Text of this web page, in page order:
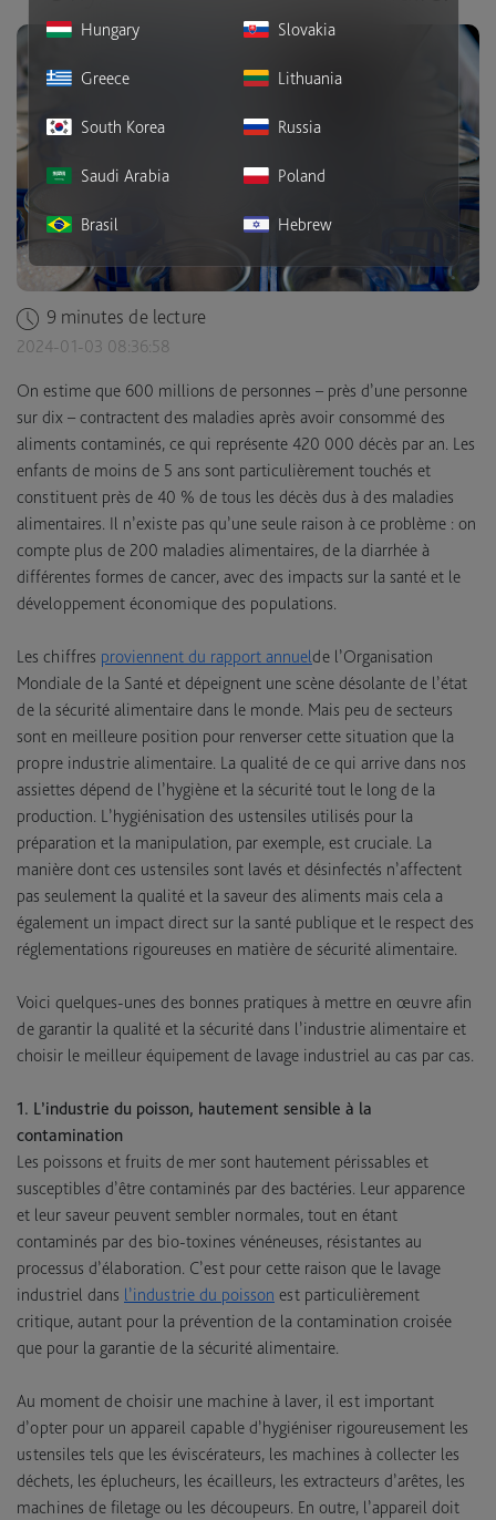
9 minutes de lecture
2024-01-03 08:36:58
On estime que 600 millions de personnes – près d’une personne
sur dix – contractent des maladies après avoir consommé des
aliments contaminés, ce qui représente 420 000 décès par an. Les
enfants de moins de 5 ans sont particulièrement touchés et
constituent près de 40 % de tous les décès dus à des maladies
alimentaires. Il n’existe pas qu’une seule raison à ce problème : on
compte plus de 200 maladies alimentaires, de la diarrhée à
différentes formes de cancer, avec des impacts sur la santé et le
développement économique des populations.
Les chiffres proviennent du rapport annuelde l’Organisation
Mondiale de la Santé et dépeignent une scène désolante de l’état
de la sécurité alimentaire dans le monde. Mais peu de secteurs
sont en meilleure position pour renverser cette situation que la
propre industrie alimentaire. La qualité de ce qui arrive dans nos
assiettes dépend de l’hygiène et la sécurité tout le long de la
production. L’hygiénisation des ustensiles utilisés pour la
préparation et la manipulation, par exemple, est cruciale. La
manière dont ces ustensiles sont lavés et désinfectés n’affectent
pas seulement la qualité et la saveur des aliments mais cela a
également un impact direct sur la santé publique et le respect des
réglementations rigoureuses en matière de sécurité alimentaire.
Voici quelques-unes des bonnes pratiques à mettre en œuvre afin
de garantir la qualité et la sécurité dans l’industrie alimentaire et
choisir le meilleur équipement de lavage industriel au cas par cas.
1. L’industrie du poisson, hautement sensible à la
contamination
Les poissons et fruits de mer sont hautement périssables et
susceptibles d’être contaminés par des bactéries. Leur apparence
et leur saveur peuvent sembler normales, tout en étant
contaminés par des bio-toxines vénéneuses, résistantes au
processus d’élaboration. C’est pour cette raison que le lavage
industriel dans l’industrie du poisson est particulièrement
critique, autant pour la prévention de la contamination croisée
que pour la garantie de la sécurité alimentaire.
Au moment de choisir une machine à laver, il est important
d’opter pour un appareil capable d’hygiéniser rigoureusement les
ustensiles tels que les éviscérateurs, les machines à collecter les
déchets, les éplucheurs, les écailleurs, les extracteurs d’arêtes, les
machines de filetage ou les découpeurs. En outre, l’appareil doit
Hungary Slovakia
Greece Lithuania
South Korea Russia
Saudi Arabia Poland
Brasil Hebrew